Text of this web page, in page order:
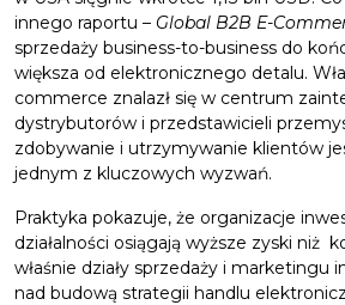
innego raportu – Global B2B E-
sprzedaży business-to-business do
większa od elektronicznego detalu.
commerce znalazł się w centrum
dystrybutorów i przedstawicieli
zdobywanie i utrzymywanie klientów
jednym z kluczowych wyzwań.
Praktyka pokazuje, że organizacje
działalności osiągają wyższe zyski niż
właśnie działy sprzedaży i marketingu
nad budową strategii handlu